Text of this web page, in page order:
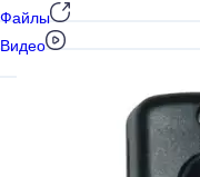
Файлы
Видео